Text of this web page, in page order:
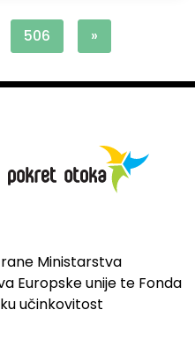
506 »
Ministarstva
Europske unije te Fonda
učinkovitost